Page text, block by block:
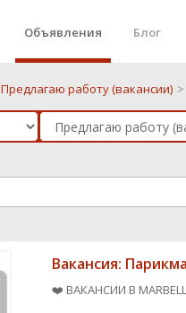
Объявления Блог
Предлагаю работу (вакансии) >
Вакансия:
❤️ ВАКАНСИИ В